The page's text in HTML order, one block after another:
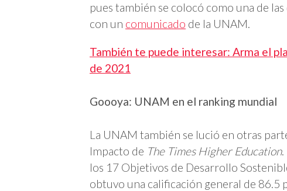
pues también se colocó como una de
con un comunicado de la UNAM.
También te puede interesar: Arma el
de 2021
Goooya: UNAM en el ranking mundial
La UNAM también se lució en otras
Impacto de The Times Higher Education.
los 17 Objetivos de Desarrollo
obtuvo una calificación general de